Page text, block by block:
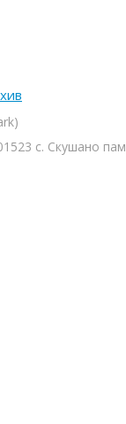
с. Скушано